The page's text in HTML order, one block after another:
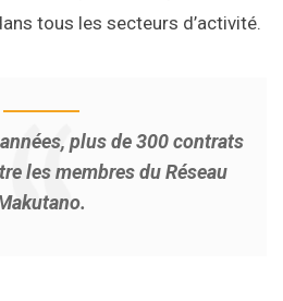
tous les secteurs d’activité.
plus de 300 contrats
les membres du Réseau